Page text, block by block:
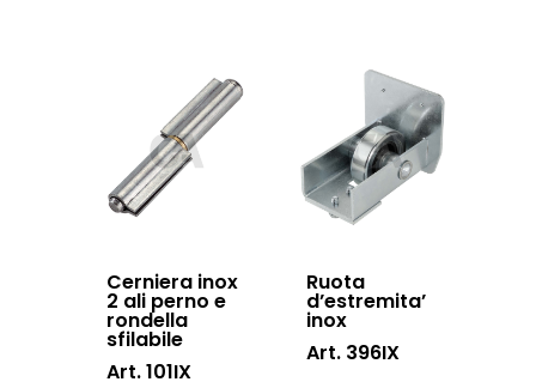
Cerniera inox
2 ali perno e
rondella
sfilabile
Art. 101IX
Ruota
d’estremita’
inox
Art. 396IX